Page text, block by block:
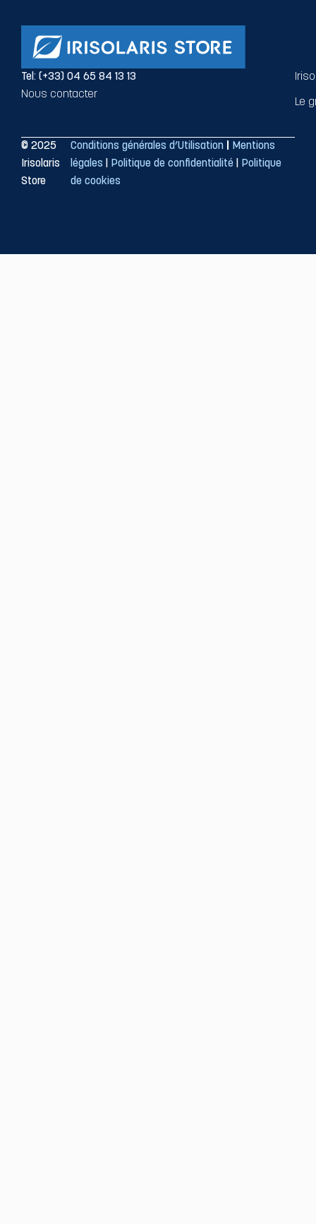
Tel: (+33) 04 65 84 13 13
Nous contacter
Le
© 2025
Irisolaris
Store
Conditions générales d’Utilisation
Mentions
légales
Politique de confidentialité
Politique
de cookies